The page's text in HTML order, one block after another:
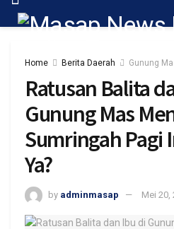
Home Berita Daerah Gunung
Ratusan Balita
Gunung Mas
Sumringah Pagi
Ya?
by adminmasap Mei 20,